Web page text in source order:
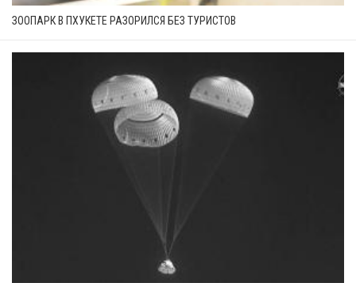
ЗООПАРК В ПХУКЕТЕ РАЗОРИЛСЯ БЕЗ ТУРИСТОВ